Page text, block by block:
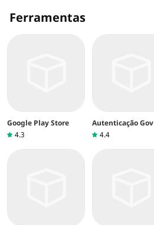
Ferramentas
Google Play Store
4.3
Autenticação Gov
4.4